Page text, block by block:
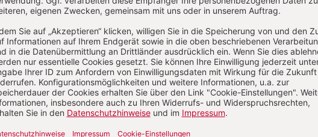
Die ignorierten Frauen der
Bibel
Ausverkauf des Konzils